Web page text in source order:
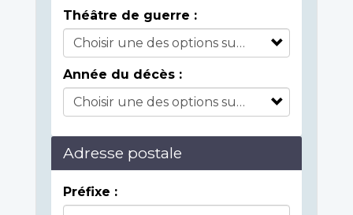
Théâtre de guerre :
Année du décès :
Adresse postale
Préfixe :